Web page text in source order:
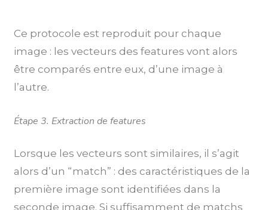
Ce protocole est reproduit pour chaque
image : les vecteurs des features vont alors
être comparés entre eux, d’une image à
l’autre.
Étape 3. Extraction de features
Lorsque les vecteurs sont similaires, il s’agit
alors d’un “match” : des caractéristiques de la
première image sont identifiées dans la
seconde image. Si suffisamment de matchs